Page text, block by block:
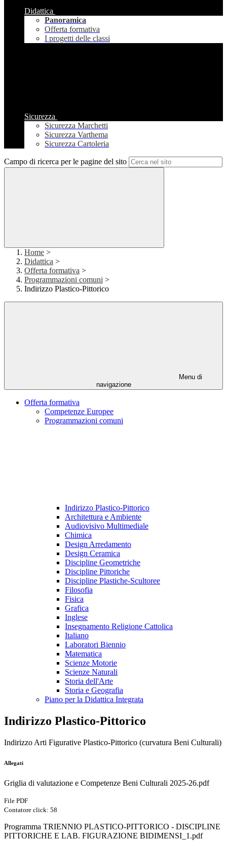
Didattica
Panoramica
Offerta formativa
I progetti delle classi
Sicurezza
Sicurezza Marchetti
Sicurezza Varthema
Sicurezza Cartoleria
Campo di ricerca per le pagine del sito
Home >
Didattica >
Offerta formativa >
Programmazioni comuni >
Indirizzo Plastico-Pittorico
Menu di
navigazione
Offerta formativa
Competenze Europee
Programmazioni comuni
Indirizzo Plastico-Pittorico
Architettura e Ambiente
Audiovisivo Multimediale
Chimica
Design Arredamento
Design Ceramica
Discipline Geometriche
Discipline Pittoriche
Discipline Plastiche-Scultoree
Filosofia
Fisica
Grafica
Inglese
Insegnamento Religione Cattolica
Italiano
Laboratori Biennio
Matematica
Scienze Motorie
Scienze Naturali
Storia dell'Arte
Storia e Geografia
Piano per la Didattica Integrata
Indirizzo Plastico-Pittorico
Indirizzo Arti Figurative Plastico-Pittorico (curvatura Beni Culturali)
Allegati
Griglia di valutazione e Competenze Beni Culturali 2025-26.pdf
File PDF
Contatore click: 58
Programma TRIENNIO PLASTICO-PITTORICO - DISCIPLINE
PITTORICHE E LAB. FIGURAZIONE BIDIMENSI_1.pdf